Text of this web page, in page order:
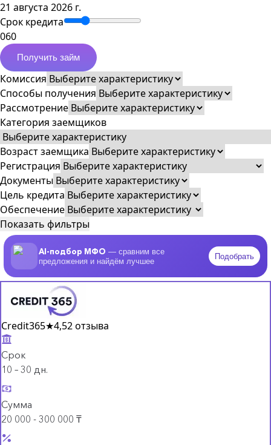
21 августа 2026 г.
Срок кредита
060
Получить займ
Комиссия
Способы получения
Рассмотрение
Категория заемщиков
Возраст заемщика
Регистрация
Документы
Цель кредита
Обеспечение
Показать фильтры
AI-подбор МФО — сравним все
предложения и найдём лучшее
Подобрать
Credit365★4,52 отзыва
Срок
10 – 30 дн.
Сумма
20 000 - 300 000 ₸